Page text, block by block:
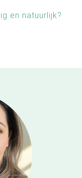
en natuurlijk?